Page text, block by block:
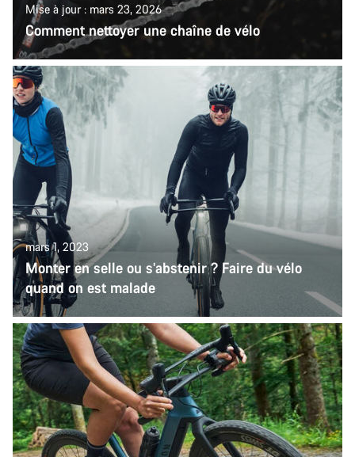
Mise à jour : mars 23, 2026
Comment nettoyer une chaîne de vélo
mars 1, 2023
Monter en selle ou s’abstenir ? Faire du vélo
quand on est malade